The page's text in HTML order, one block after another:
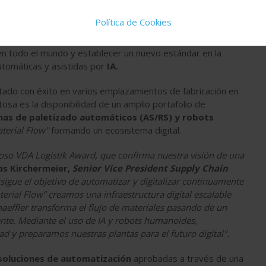
por su iniciativa estratégica de"Touchless
todo el mundo y establecer un nuevo estándar en la
y asistidas por IA.
con éxito en varios emplazamientos de fabricación en
es la disponibilidad de un amplio portafolio de
de paletizado automáticos (AS/RS) y robots
Flow"formando un ecosistema digital.
VDA Logistik Award, que confirma nuestra visión de una
Kirchermeier, Senior Vice President Supply Chain
el objetivo de automatizar y digitalizar continuamente
Flow” creamos una infraestructura digital escalable
transforma el flujo de materiales pasando de un
Mediante el uso de IA y robots humanoides,
y preparamos nuestras plantas para el futuro digital".
de automatización aprobadas a través de una
Política de Cookies